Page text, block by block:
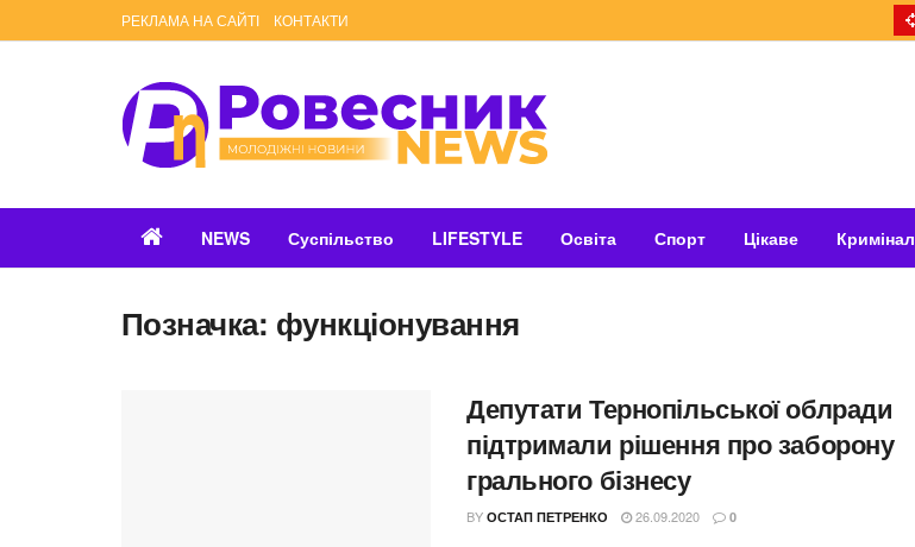
РЕКЛАМА НА САЙТІ КОНТАКТИ
NEWS Суспільство LIFESTYLE Освіта Спорт Цікаве Кримінал
Позначка: функціонування
Депутати Тернопільської облради
підтримали рішення про заборону
грального бізнесу
BY ОСТАП ПЕТРЕНКО 26.09.2020 0